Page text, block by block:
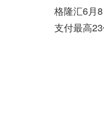
格隆汇6月
支付最高